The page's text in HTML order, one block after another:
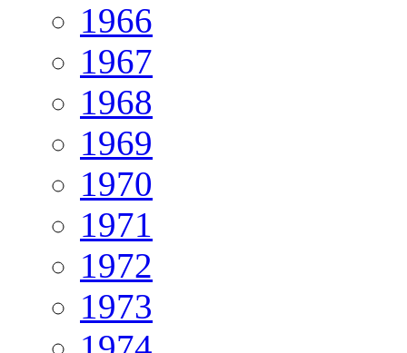
1966
1967
1968
1969
1970
1971
1972
1973